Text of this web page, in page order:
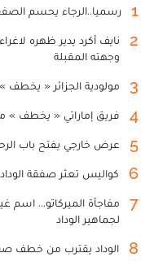
1 رسميا..الرجاء يحسم
2
نايف أكرد يدير ظهره
وجهته المقبلة
3 مولودية الجزائر « يخطف
4 فريق إماراتي « يخطف »
5 عرض خارجي يفتح باب
6 كواليس تعثر صفقة
7
مفاجأة الميركاتو... اسم
لجماهير الوداد
8 الوداد يقترب من خطف